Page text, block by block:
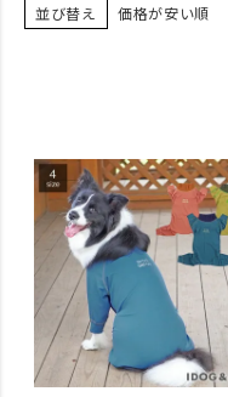
並び替え 価格が安い順